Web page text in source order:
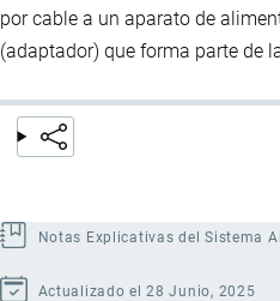
por cable a un aparato de
(adaptador) que forma parte de
Notas Explicativas del Sistema
Actualizado el 28 Junio, 2025